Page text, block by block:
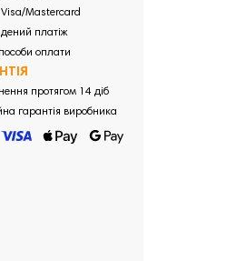
Visa/Mastercard
платіж
оплати
протягом 14 діб
гарантія виробника